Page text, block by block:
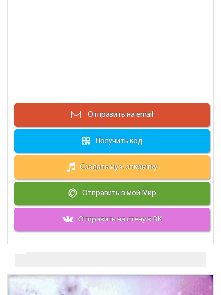
Отправить на email
Получить код
Создать муз. открытку
Отправить в мой Мир
Отправить на стену в ВК